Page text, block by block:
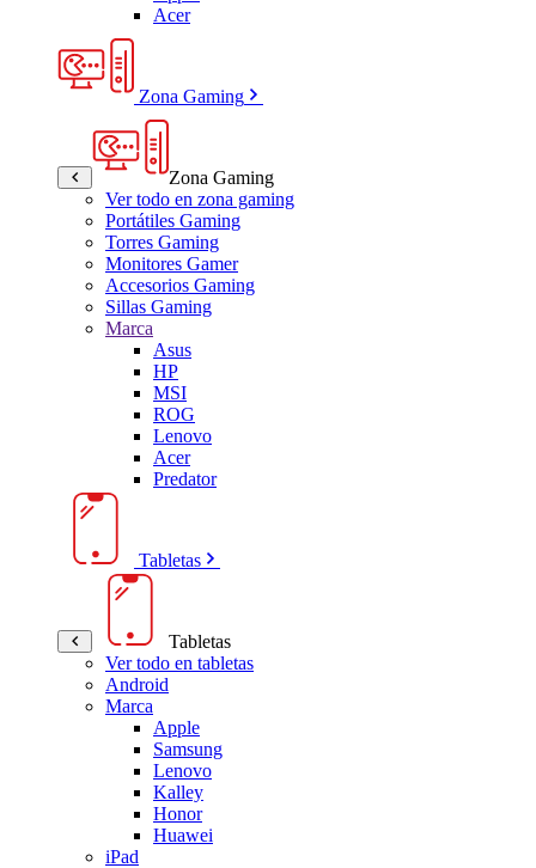
Acer
Zona Gaming
Zona Gaming
Ver todo en zona gaming
Portátiles Gaming
Torres Gaming
Monitores Gamer
Accesorios Gaming
Sillas Gaming
Marca
Asus
HP
MSI
ROG
Lenovo
Acer
Predator
Tabletas
Tabletas
Ver todo en tabletas
Android
Marca
Apple
Samsung
Lenovo
Kalley
Honor
Huawei
iPad